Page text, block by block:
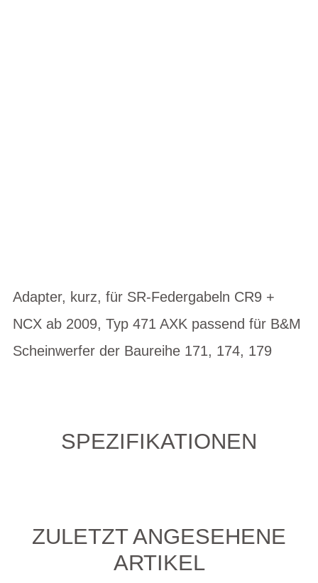
Adapter, kurz, für SR-Federgabeln CR9 +
NCX ab 2009, Typ 471 AXK passend für B&M
Scheinwerfer der Baureihe 171, 174, 179
SPEZIFIKATIONEN
ZULETZT ANGESEHENE
ARTIKEL